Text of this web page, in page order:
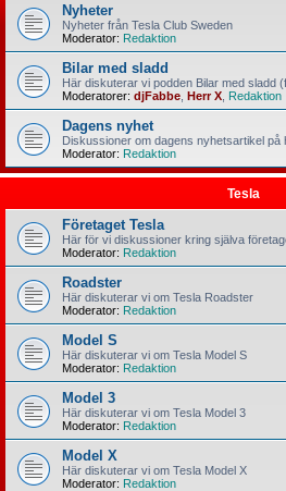
Nyheter
Nyheter från Tesla Club Sweden
Moderator: Redaktion
Bilar med sladd
Här diskuterar vi podden Bilar med sladd
Moderatorer: djFabbe Herr X Redaktion
Dagens nyhet
Diskussioner om dagens nyhetsartikel på
Moderator: Redaktion
Tesla
Företaget Tesla
Här för vi diskussioner kring själva
Moderator: Redaktion
Roadster
Här diskuterar vi om Tesla Roadster
Moderator: Redaktion
Model S
Här diskuterar vi om Tesla Model S
Moderator: Redaktion
Model 3
Här diskuterar vi om Tesla Model 3
Moderator: Redaktion
Model X
Här diskuterar vi om Tesla Model X
Moderator: Redaktion